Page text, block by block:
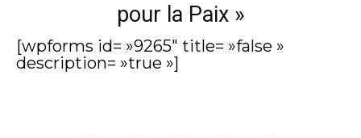
pour la Paix »
[wpforms id= »9265″ title= »false »
description= »true »]